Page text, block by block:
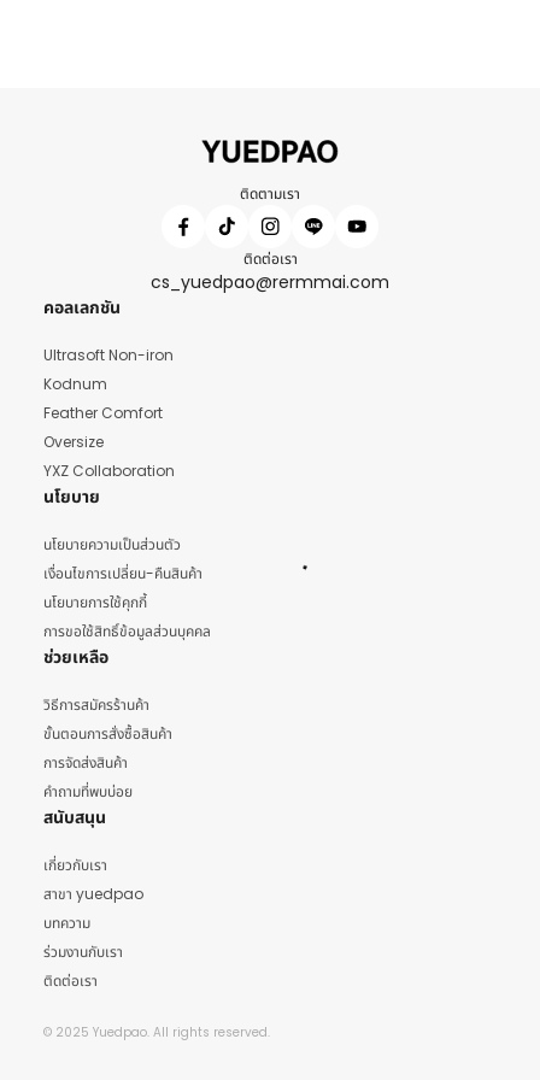
ติดตามเรา
ติดต่อเรา
cs_yuedpao@rermmai.com
คอลเลกชัน
Ultrasoft Non-iron
Kodnum
Feather Comfort
Oversize
YXZ Collaboration
นโยบาย
นโยบายความเป็นส่วนตัว
เงื่อนไขการเปลี่ยน-คืนสินค้า
นโยบายการใช้คุกกี้
การขอใช้สิทธิ์ข้อมูลส่วนบุคคล
ช่วยเหลือ
วิธีการสมัครร้านค้า
ขั้นตอนการสั่งซื้อสินค้า
การจัดส่งสินค้า
คำถามที่พบบ่อย
สนับสนุน
เกี่ยวกับเรา
สาขา yuedpao
บทความ
ร่วมงานกับเรา
ติดต่อเรา
© 2025 Yuedpao. All rights reserved.